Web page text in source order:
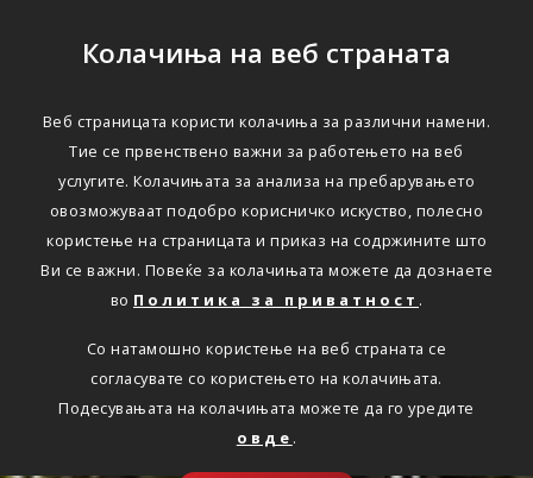
Колачиња на веб страната
Веб страницата користи колачиња за различни намени.
Тие се првенствено важни за работењето на веб
услугите. Колачињата за анализа на пребарувањето
овозможуваат подобро корисничко искуство, полесно
користење на страницата и приказ на содржините што
Ви се важни. Повеќе за колачињата можете да дознаете
во Политика за приватност .
Со натамошно користење на веб страната се
согласувате со користењето на колачињата.
Подесувањата на колачињата можете да го уредите
овде .